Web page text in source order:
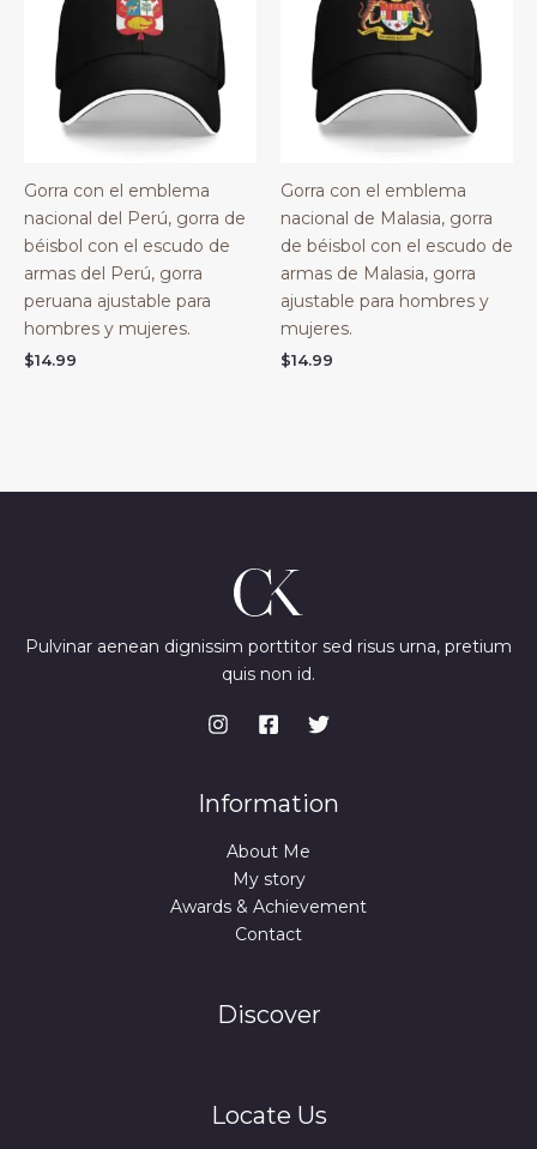
Gorra con el emblema
nacional del Perú, gorra de
béisbol con el escudo de
armas del Perú, gorra
peruana ajustable para
hombres y mujeres.
$14.99
Gorra con el emblema
nacional de Malasia, gorra
de béisbol con el escudo de
armas de Malasia, gorra
ajustable para hombres y
mujeres.
$14.99
Pulvinar aenean dignissim porttitor sed risus urna, pretium
quis non id.
Information
About Me
My story
Awards & Achievement
Contact
Discover
Locate Us